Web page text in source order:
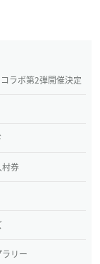
ラボ第2弾開催決定
券
リー